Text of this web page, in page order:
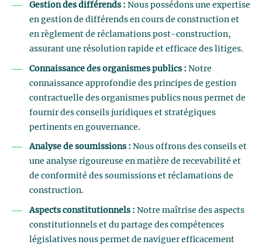
Gestion des différends : Nous possédons une expertise
en gestion de différends en cours de construction et
en règlement de réclamations post-construction,
assurant une résolution rapide et efficace des litiges.
Connaissance des organismes publics : Notre
connaissance approfondie des principes de gestion
contractuelle des organismes publics nous permet de
fournir des conseils juridiques et stratégiques
pertinents en gouvernance.
Analyse de soumissions : Nous offrons des conseils et
une analyse rigoureuse en matière de recevabilité et
de conformité des soumissions et réclamations de
construction.
Aspects constitutionnels : Notre maîtrise des aspects
constitutionnels et du partage des compétences
législatives nous permet de naviguer efficacement